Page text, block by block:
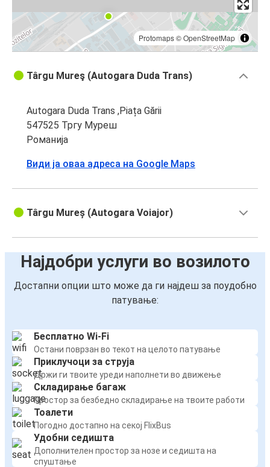
Protomaps©OpenStreetMap
Târgu Mureş (Autogara Duda Trans)
Autogara Duda Trans ,Piața Gării
547525 Тргу Муреш
Романија
Види ја оваа адреса на Google Maps
Târgu Mureș (Autogara Voiajor)
Најдобри услуги во возилото
Достапни опции што може да ги најдеш за поудобно
патување:
Бесплатно Wi-Fi
Остани поврзан во текот на целото патување
Приклучоци за струја
Држи ги твоите уреди наполнети во движење
Складирање багаж
Простор за безбедно складирање на твоите работи
Тоалети
Погодно достапно на секој FlixBus
Удобни седишта
Дополнителен простор за нозе и седишта на
спуштање